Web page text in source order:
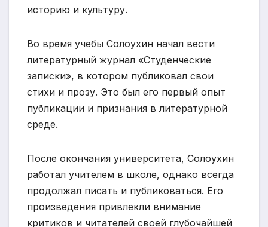
историю и культуру.
Во время учебы Солоухин начал вести
литературный журнал «Студенческие
записки», в котором публиковал свои
стихи и прозу. Это был его первый опыт
публикации и признания в литературной
среде.
После окончания университета, Солоухин
работал учителем в школе, однако всегда
продолжал писать и публиковаться. Его
произведения привлекли внимание
критиков и читателей своей глубочайшей